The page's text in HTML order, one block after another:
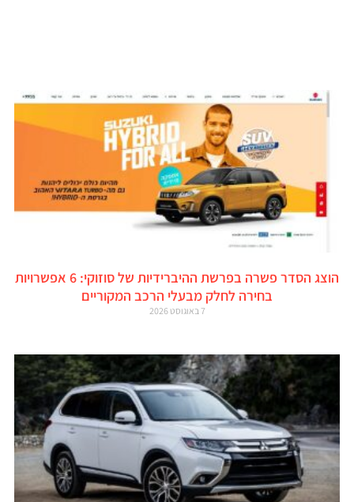
הוצג הסדר פשרה בפרשת ההיברידיות של סוזוקי: 6 אפשרויות
בחירה לחלק מבעלי הרכב המקוריים
7 באוגוסט 2026